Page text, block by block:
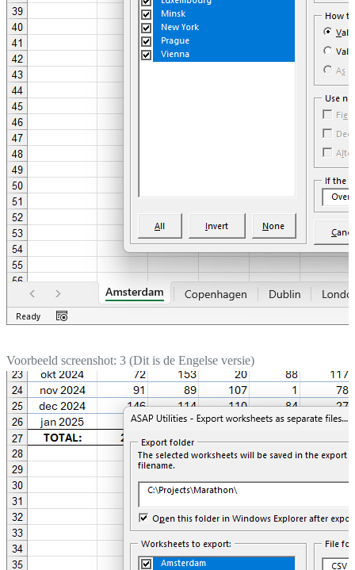
Voorbeeld screenshot: 3 (Dit is de Engelse versie)